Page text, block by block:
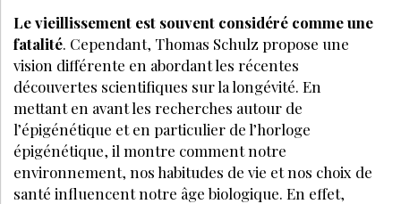
Le vieillissement est souvent considéré comme une
fatalité. Cependant, Thomas Schulz propose une
vision différente en abordant les récentes
découvertes scientifiques sur la longévité. En
mettant en avant les recherches autour de
l’épigénétique et en particulier de l’horloge
épigénétique, il montre comment notre
environnement, nos habitudes de vie et nos choix de
santé influencent notre âge biologique. En effet,